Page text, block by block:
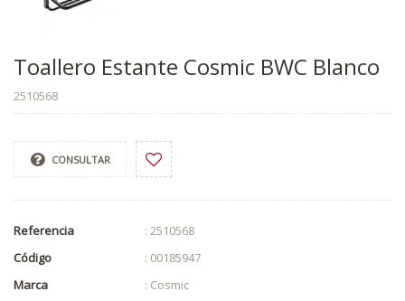
Toallero Estante Cosmic BWC Blanco
2510568
CONSULTAR
Referencia
: 2510568
Código
: 00185947
Marca
: Cosmic